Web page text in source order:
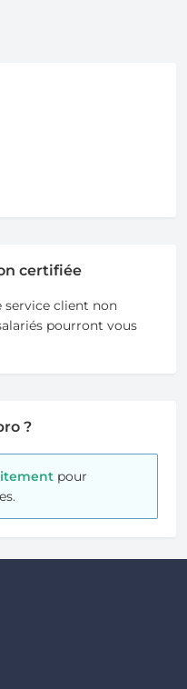
certifiée
service client non
pourront vous
?
pour